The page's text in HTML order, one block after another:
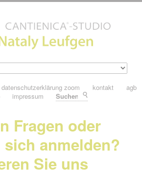
datenschutzerklärung zoom kontakt
agb
impressum
Fragen oder
anmelden?
Sie uns